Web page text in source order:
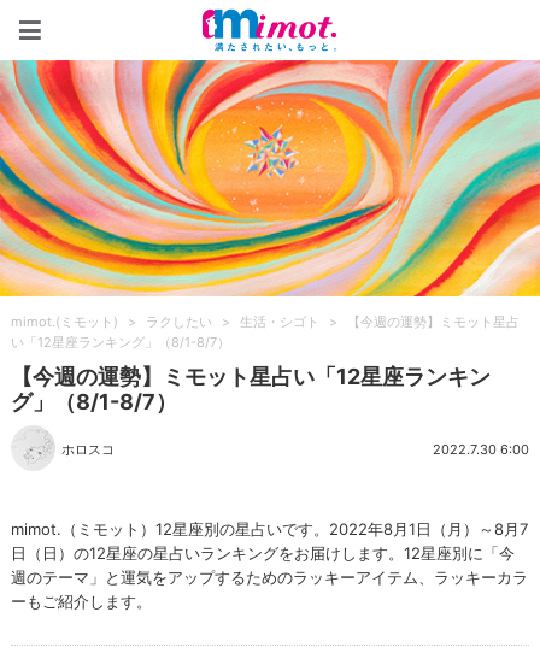
mimot.(ミモット) > ラクしたい > 生活・シゴト >
【今週の運勢】ミモット星占
い「12星座ランキング」（8/1-8/7）
【今週の運勢】ミモット星占い「12星座ランキン
グ」（8/1-8/7）
ホロスコ 2022.7.30 6:00
mimot.（ミモット）12星座別の星占いです。2022年8月1日（月）～8月7
日（日）の12星座の星占いランキングをお届けします。12星座別に「今
週のテーマ」と運気をアップするためのラッキーアイテム、ラッキーカラ
ーもご紹介します。